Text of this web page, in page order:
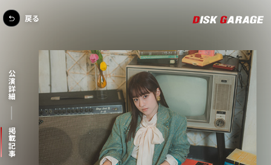
公演詳細
掲載記事
戻る